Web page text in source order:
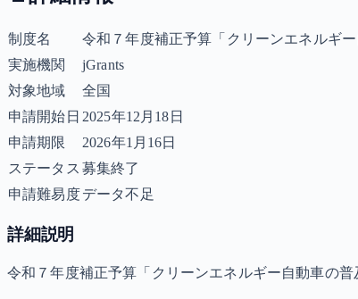
制度名
令和７年度補正予算「クリーンエネルギ
実施機関
jGrants
対象地域
全国
申請開始日 2025年12月18日
申請期限
2026年1月16日
ステータス 募集終了
申請難易度データ不足
詳細説明
令和７年度補正予算「クリーンエネルギー自動車の